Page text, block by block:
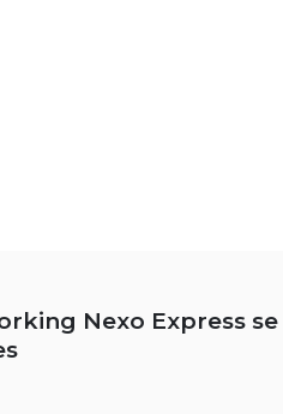
Nexo Express se